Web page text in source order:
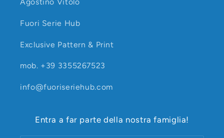
Fuori Serie Hub
Exclusive Pattern & Print
mob. +39 3355267523
info@fuoriseriehub.com
Entra a far parte della nostra famiglia!